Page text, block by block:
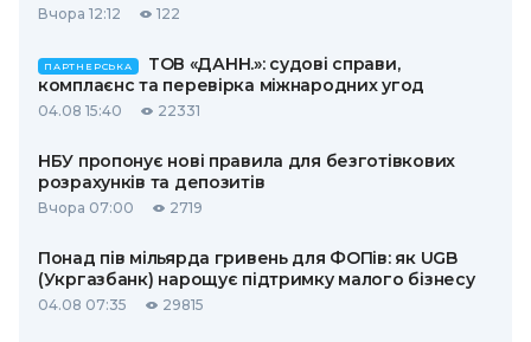
Вчора 12:12 122
ПАРТНЕРСЬКА
ТОВ «ДАНН.»: судові справи,
комплаєнс та перевірка міжнародних угод
04.08 15:40 22331
НБУ пропонує нові правила для безготівкових
розрахунків та депозитів
Вчора 07:00 2719
Понад пів мільярда гривень для ФОПів: як UGB
(Укргазбанк) нарощує підтримку малого бізнесу
04.08 07:35 29815